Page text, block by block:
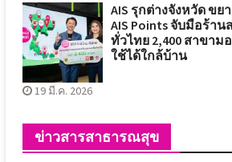
AIS รุกต่างจังหวัด ข
AIS Points จับมือร้า
ทั่วไทย 2,400 สาขาม
ใช้ได้ใกล้บ้าน
19 มี.ค. 2026
ข่าวสารสาธารณสุข